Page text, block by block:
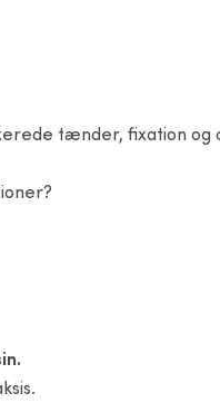
tænder, fixation og